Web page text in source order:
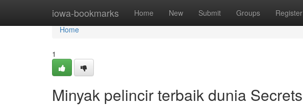
iowa-bookmarks Home New Submit Groups Register
Home
Home
1
Minyak pelincir terbaik dunia Secrets